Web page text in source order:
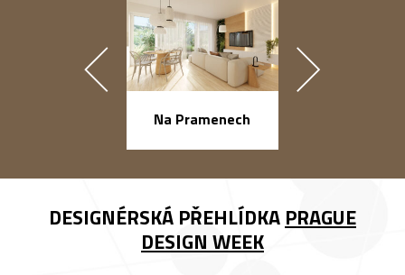
Na Pramenech
DESIGNÉRSKÁ PŘEHLÍDKA PRAGUE
DESIGN WEEK